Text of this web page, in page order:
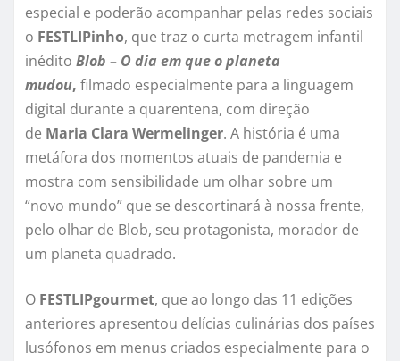
especial e poderão acompanhar pelas redes sociais
o FESTLIPinho, que traz o curta metragem infantil
inédito Blob – O dia em que o planeta
mudou, filmado especialmente para a linguagem
digital durante a quarentena, com direção
de Maria Clara Wermelinger. A história é uma
metáfora dos momentos atuais de pandemia e
mostra com sensibilidade um olhar sobre um
“novo mundo” que se descortinará à nossa frente,
pelo olhar de Blob, seu protagonista, morador de
um planeta quadrado.
O FESTLIPgourmet, que ao longo das 11 edições
anteriores apresentou delícias culinárias dos países
lusófonos em menus criados especialmente para o